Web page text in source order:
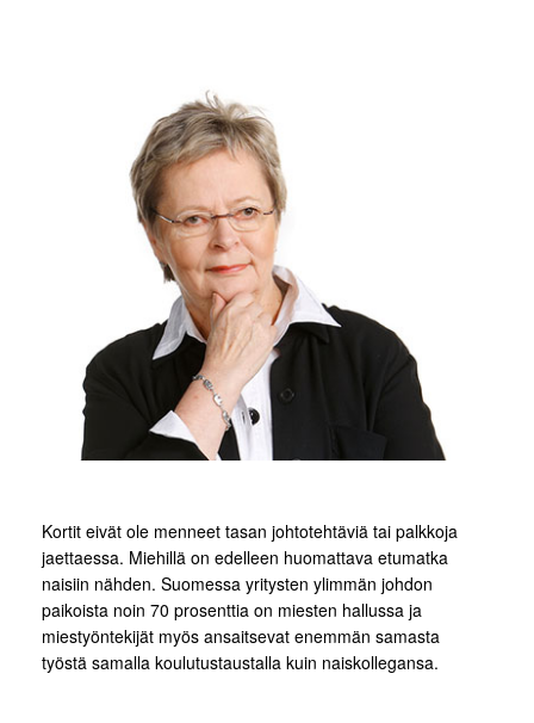
Kortit eivät ole menneet tasan johtotehtäviä tai palkkoja
jaettaessa. Miehillä on edelleen huomattava etumatka
naisiin nähden. Suomessa yritysten ylimmän johdon
paikoista noin 70 prosenttia on miesten hallussa ja
miestyöntekijät myös ansaitsevat enemmän samasta
työstä samalla koulutustaustalla kuin naiskollegansa.